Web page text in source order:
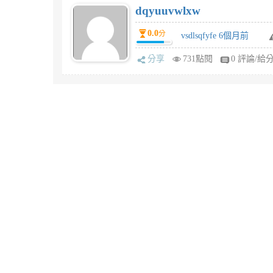
dqyuuvwlxw
0.0分 vsdlsqfyfe 6個月前
分享 731點閱 0 評論/給